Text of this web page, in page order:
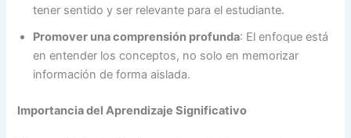
tener sentido y ser relevante para el estudiante.
Promover una comprensión profunda: El enfoque está
en entender los conceptos, no solo en memorizar
información de forma aislada.
Importancia del Aprendizaje Significativo